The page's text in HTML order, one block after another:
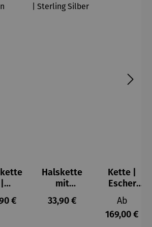
Preis:
€
Halskette
mit
Katzenanh
änger |
Regulärer Preis:
33,90 €
Kette |
Escher
Kugel
Ab
169,00 €